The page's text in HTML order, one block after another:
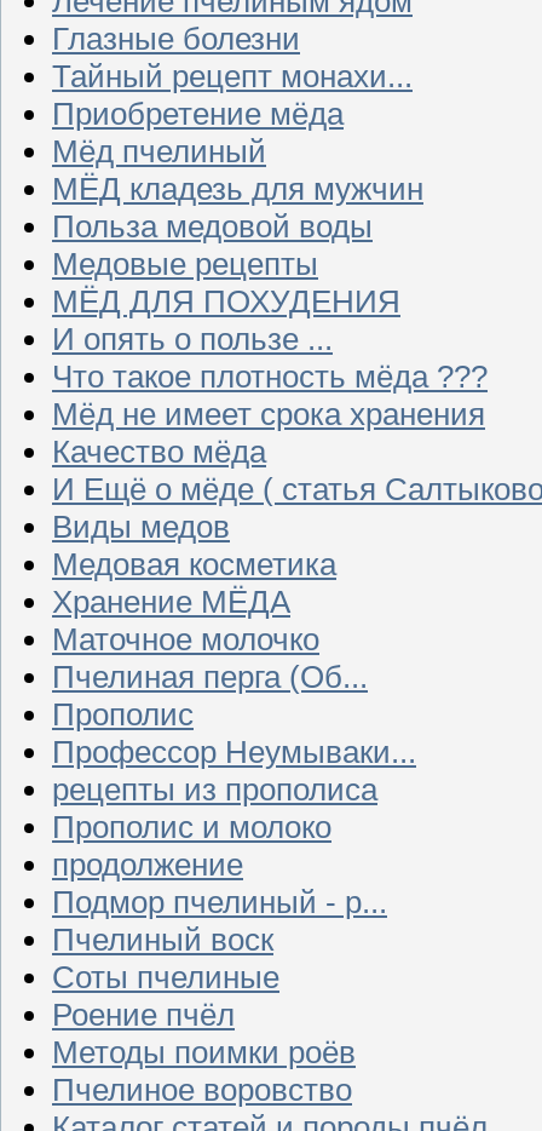
Глазные болезни
Тайный рецепт монахи...
Приобретение мёда
Мёд пчелиный
МЁД кладезь для мужчин
Польза медовой воды
Медовые рецепты
МЁД ДЛЯ ПОХУДЕНИЯ
И опять о пользе ...
Что такое плотность мёда ???
Мёд не имеет срока хранения
Качество мёда
И Ещё о мёде ( статья
Виды медов
Медовая косметика
Хранение МЁДА
Маточное молочко
Пчелиная перга (Об...
Прополис
Профессор Неумываки...
рецепты из прополиса
Прополис и молоко
продолжение
Подмор пчелиный - р...
Пчелиный воск
Соты пчелиные
Роение пчёл
Методы поимки роёв
Пчелиное воровство